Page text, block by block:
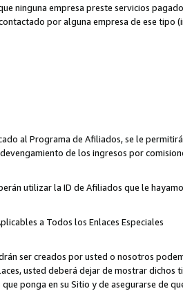
ninguna empresa preste servicios
por alguna empresa de ese
al Programa de Afiliados, se le
de los ingresos por
utilizar la ID de Afiliados que le
a Todos los Enlaces Especiales
ser creados por usted o nosotros
usted deberá dejar de mostrar dichos
ponga en su Sitio y de asegurarse de